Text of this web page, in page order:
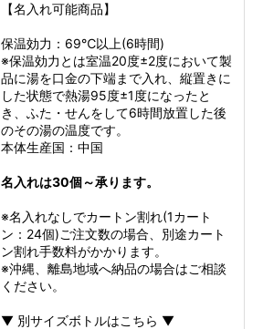
【名入れ可能商品】
保温効力：69℃以上(6時間)
※保温効力とは室温20度±2度において製
品に湯を口金の下端まで入れ、縦置きに
した状態で熱湯95度±1度になったと
き、ふた・せんをして6時間放置した後
のその湯の温度です。
本体生産国：中国
名入れは30個～承ります。
※名入れなしでカートン割れ(1カート
ン：24個)ご注文数の場合、別途カート
ン割れ手数料がかかります。
※沖縄、離島地域へ納品の場合はご相談
ください。
▼ 別サイズボトルはこちら ▼